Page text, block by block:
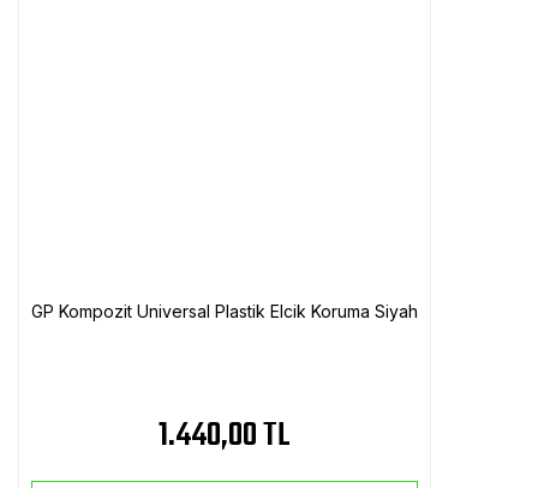
GP Kompozit Universal Plastik Elcik Koruma Siyah
1.440,00 TL